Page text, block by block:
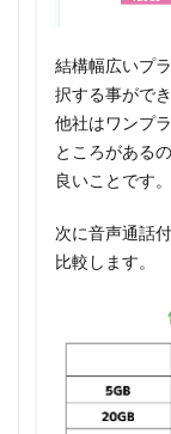
結構幅広いプ
択する事がで
他社はワンプ
ところがある
良いことです。
次に音声通話
比較します。